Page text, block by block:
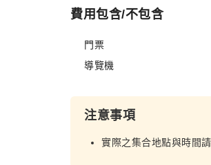
費用包含/不包含
門票
導覽機
注意事項
實際之集合地點與時間